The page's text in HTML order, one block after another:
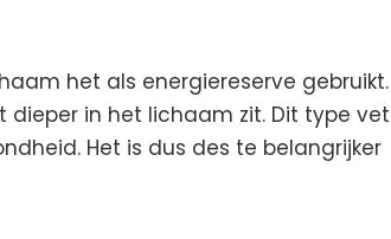
het als energiereserve gebruikt.
in het lichaam zit. Dit type vet
Het is dus des te belangrijker